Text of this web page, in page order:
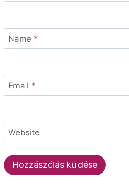
Name *
Email *
Website